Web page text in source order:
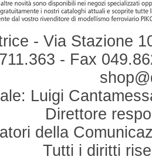
- Via Stazione
- Fax
Luigi
Direttore
della
Tutti i diritti